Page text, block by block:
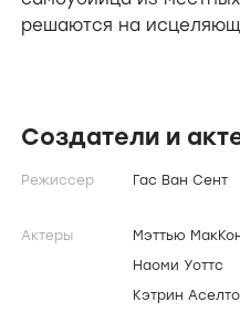
решаются на
Создатели и
Режиссер Гас Ван Сент
Актеры
Мэттью
Наоми Уоттс
Кэтрин